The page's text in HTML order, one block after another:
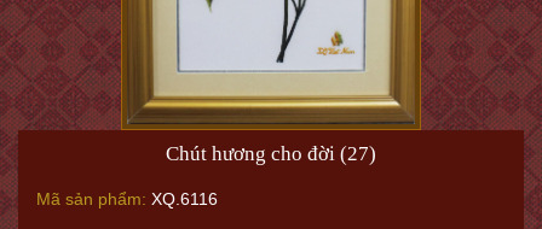
Chút hương cho đời (27)
Mã sản phẩm: XQ.6116